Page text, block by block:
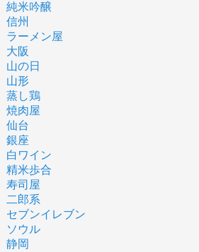
純米吟醸
信州
ラーメン屋
大阪
山の日
山形
蒸し鶏
焼肉屋
仙台
銀座
白ワイン
精米歩合
寿司屋
二郎系
セブンイレブン
ソウル
静岡